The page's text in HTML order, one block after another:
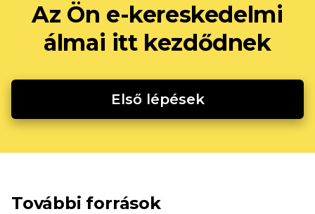
Az Ön e-kereskedelmi
álmai itt kezdődnek
Első lépések
További források